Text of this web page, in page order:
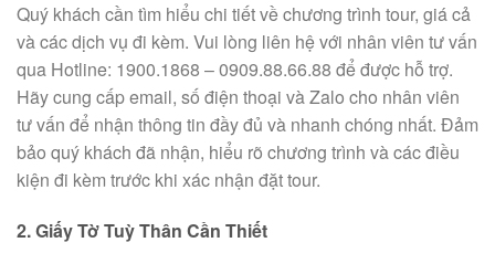
Quý khách cần tìm hiểu chi tiết về chương trình tour, giá cả
và các dịch vụ đi kèm. Vui lòng liên hệ với nhân viên tư vấn
qua Hotline: 1900.1868 – 0909.88.66.88 để được hỗ trợ.
Hãy cung cấp email, số điện thoại và Zalo cho nhân viên
tư vấn để nhận thông tin đầy đủ và nhanh chóng nhất. Đảm
bảo quý khách đã nhận, hiểu rõ chương trình và các điều
kiện đi kèm trước khi xác nhận đặt tour.
2. Giấy Tờ Tuỳ Thân Cần Thiết